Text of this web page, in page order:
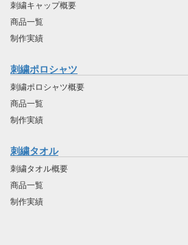
刺繍キャップ概要
商品一覧
制作実績
刺繍ポロシャツ
刺繍ポロシャツ概要
商品一覧
制作実績
刺繍タオル
刺繍タオル概要
商品一覧
制作実績